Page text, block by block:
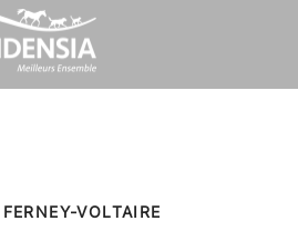
FERNEY-VOLTAIRE